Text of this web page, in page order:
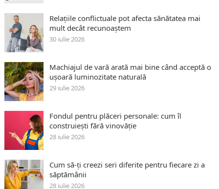
Relațiile conflictuale pot afecta sănătatea mai
mult decât recunoaștem
30 iulie 2026
Machiajul de vară arată mai bine când acceptă o
ușoară luminozitate naturală
29 iulie 2026
Fondul pentru plăceri personale: cum îl
construiești fără vinovăție
28 iulie 2026
Cum să-ți creezi seri diferite pentru fiecare zi a
săptămânii
28 iulie 2026